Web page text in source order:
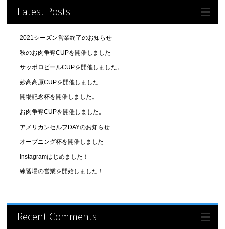
Latest Posts
2021シーズン営業終了のお知らせ
秋のお肉争奪CUPを開催しました
サッポロビールCUPを開催しました。
妙高高原CUPを開催しました
開場記念杯を開催しました。
お肉争奪CUPを開催しました。
アメリカンセルフDAYのお知らせ
オープニング杯を開催しました
Instagramはじめました！
練習場の営業を開始しました！
Recent Comments